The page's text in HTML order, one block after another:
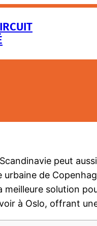
peut
urbaine de
meilleure solution
à Oslo, offrant